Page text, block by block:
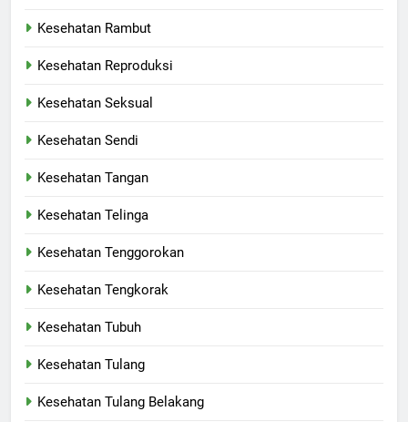
Kesehatan Rambut
Kesehatan Reproduksi
Kesehatan Seksual
Kesehatan Sendi
Kesehatan Tangan
Kesehatan Telinga
Kesehatan Tenggorokan
Kesehatan Tengkorak
Kesehatan Tubuh
Kesehatan Tulang
Kesehatan Tulang Belakang